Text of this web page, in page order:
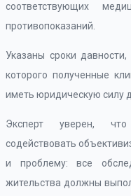
соответствующих
противопоказаний.
Указаны сроки
которого полученные
иметь юридическую силу
Эксперт уверен,
содействовать
и проблему: все
жительства должны